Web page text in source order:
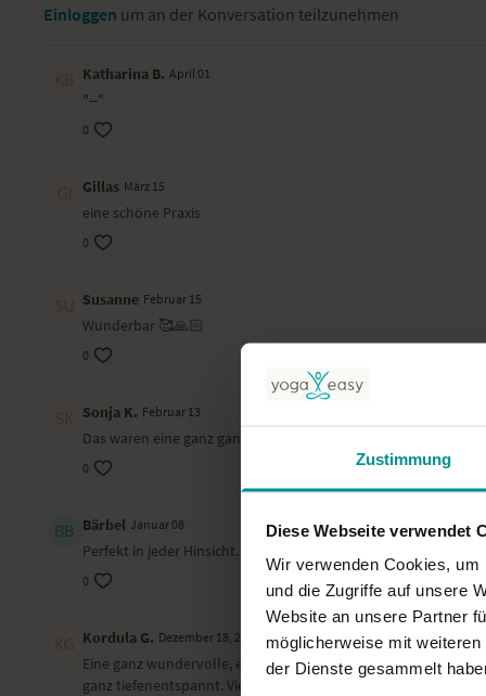
Zustimmung
Diese Webseite verwendet
Wir verwenden Cookies,
und die Zugriffe auf unsere
Website an unsere Partner
möglicherweise mit
der Dienste gesammelt
Einloggen um an der Konversation teilzunehmen
Katharina B. April 01
"--"
0
Gillas März 15
eine schöne Praxis
0
Susanne Februar 15
Wunderbar 🥰🙏🏻
0
Sonja K. Februar 13
Das waren eine ganz ganz wunderbare Stunde - lieben Dank
0
Bärbel Januar 08
Perfekt in jeder Hinsicht.
0
Kordula G. Dezember 18, 2025
Eine ganz wundervolle, entspannende Abendyogastunde.
ganz tiefenentspannt. Vielen herzlichen Dank :-)